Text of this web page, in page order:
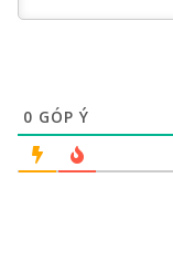
0 GÓP Ý